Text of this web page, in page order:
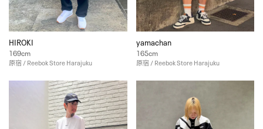
HIROKI
169cm
原宿 / Reebok Store Harajuku
yamachan
165cm
原宿 / Reebok Store Harajuku